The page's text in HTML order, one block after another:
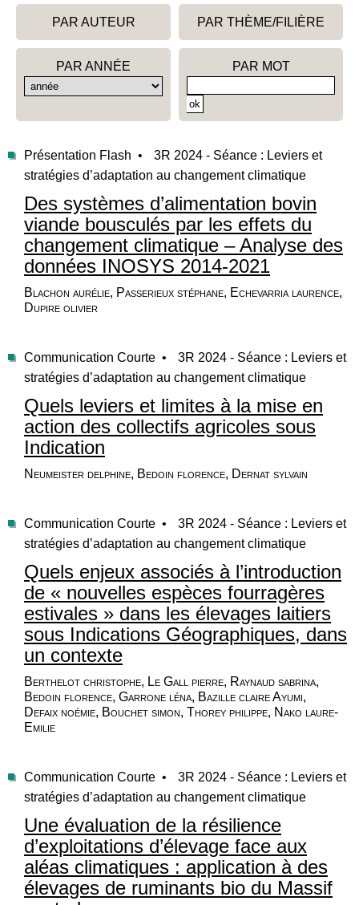
PAR AUTEUR PAR THÈME/FILIÈRE
PAR ANNÉE PAR MOT
Présentation Flash •
3R 2024 - Séance : Leviers et
stratégies d’adaptation au changement climatique
Des systèmes d’alimentation bovin
viande bousculés par les effets du
changement climatique – Analyse des
données INOSYS 2014-2021
Blachon aurélie, Passerieux stéphane, Echevarria laurence,
Dupire olivier
Communication Courte •
3R 2024 - Séance : Leviers et
stratégies d’adaptation au changement climatique
Quels leviers et limites à la mise en
action des collectifs agricoles sous
Indication
Neumeister delphine, Bedoin florence, Dernat sylvain
Communication Courte •
3R 2024 - Séance : Leviers et
stratégies d’adaptation au changement climatique
Quels enjeux associés à l’introduction
de « nouvelles espèces fourragères
estivales » dans les élevages laitiers
sous Indications Géographiques, dans
un contexte
Berthelot christophe, Le Gall pierre, Raynaud sabrina,
Bedoin florence, Garrone léna, Bazille claire Ayumi,
Defaix noémie, Bouchet simon, Thorey philippe, Nako laure-
Emilie
Communication Courte •
3R 2024 - Séance : Leviers et
stratégies d’adaptation au changement climatique
Une évaluation de la résilience
d’exploitations d’élevage face aux
aléas climatiques : application à des
élevages de ruminants bio du Massif